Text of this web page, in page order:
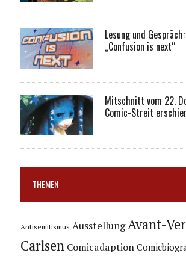
Lesung und
„Confusion is next“
Mitschnitt vom 22.
Comic-Streit
THEMEN
Antisemitismus Ausstellung Avant-
Carlsen Comicadaption